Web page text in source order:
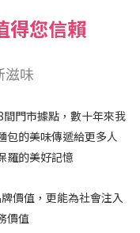
得您信賴
滋味
門市據點，數十年來我
包的美味傳遞給更多人
羅的美好記憶
價值，更能為社會注入
價值